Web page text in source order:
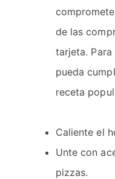
de las
tarjeta.
pueda
receta
Caliente el
Unte con
pizzas.